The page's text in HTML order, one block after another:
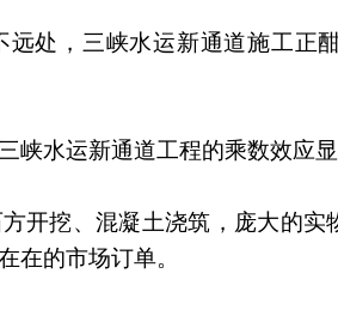
处，三峡水运新通道施工正
峡水运新通道工程的乘数效
开挖、混凝土浇筑，庞大的
在的市场订单。